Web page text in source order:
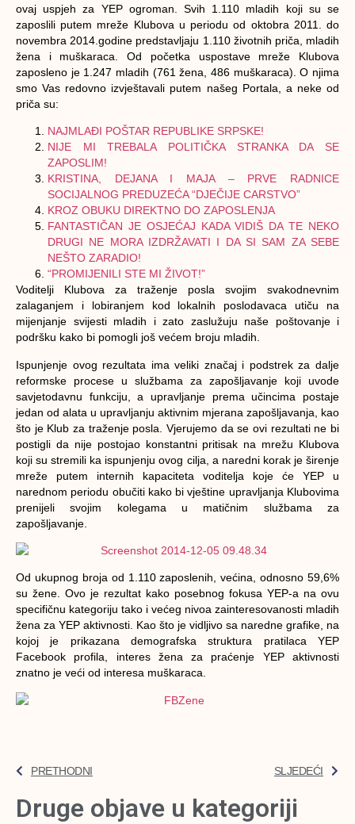
ovaj uspjeh za YEP ogroman. Svih 1.110 mladih koji su se
zaposlili putem mreže Klubova u periodu od oktobra 2011. do
novembra 2014.godine predstavljaju 1.110 životnih priča, mladih
žena i muškaraca. Od početka uspostave mreže Klubova
zaposleno je 1.247 mladih (761 žena, 486 muškaraca). O njima
smo Vas redovno izvještavali putem našeg Portala, a neke od
priča su:
NAJMLAĐI POŠTAR REPUBLIKE SRPSKE!
NIJE MI TREBALA POLITIČKA STRANKA DA SE
ZAPOSLIM!
KRISTINA, DEJANA I MAJA – PRVE RADNICE
SOCIJALNOG PREDUZEĆA “DJEČIJE CARSTVO”
KROZ OBUKU DIREKTNO DO ZAPOSLENJA
FANTASTIČAN JE OSJEĆAJ KADA VIDIŠ DA TE NEKO
DRUGI NE MORA IZDRŽAVATI I DA SI SAM ZA SEBE
NEŠTO ZARADIO!
“PROMIJENILI STE MI ŽIVOT!”
Voditelji Klubova za traženje posla svojim svakodnevnim
zalaganjem i lobiranjem kod lokalnih poslodavaca utiču na
mijenjanje svijesti mladih i zato zaslužuju naše poštovanje i
podršku kako bi pomogli još većem broju mladih.
Ispunjenje ovog rezultata ima veliki značaj i podstrek za dalje
reformske procese u službama za zapošljavanje koji uvode
savjetodavnu funkciju, a upravljanje prema učincima postaje
jedan od alata u upravljanju aktivnim mjerana zapošljavanja, kao
što je Klub za traženje posla. Vjerujemo da se ovi rezultati ne bi
postigli da nije postojao konstantni pritisak na mrežu Klubova
koji su stremili ka ispunjenju ovog cilja, a naredni korak je širenje
mreže putem internih kapaciteta voditelja koje će YEP u
narednom periodu obučiti kako bi vještine upravljanja Klubovima
prenijeli svojim kolegama u matičnim službama za
zapošljavanje.
Od ukupnog broja od 1.110 zaposlenih, većina, odnosno 59,6%
su žene. Ovo je rezultat kako posebnog fokusa YEP-a na ovu
specifičnu kategoriju tako i većeg nivoa zainteresovanosti mladih
žena za YEP aktivnosti. Kao što je vidljivo sa naredne grafike, na
kojoj je prikazana demografska struktura pratilaca YEP
Facebook profila, interes žena za praćenje YEP aktivnosti
znatno je veći od interesa muškaraca.
PRETHODNI SLJEDEĆI
Druge objave u kategoriji